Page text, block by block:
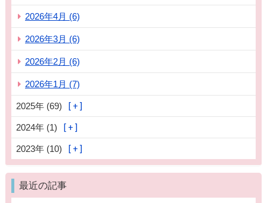
2026年4月 (6)
2026年3月 (6)
2026年2月 (6)
2026年1月 (7)
2025年 (69)
2024年 (1)
2023年 (10)
最近の記事